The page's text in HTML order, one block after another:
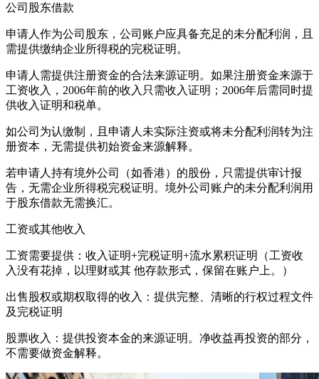
公司股东借款
申请人作为公司股东，公司账户应具备充足的未分配利润，且
需提供缴纳企业所得税的完税证明。
申请人需提供注册资金的合法来源证明。如果注册资金来源于
工资收入，2006年前的收入只需收入证明；2006年后需同时提
供收入证明和税单。
如公司为认缴制，且申请人未实际注资或将未分配利润转为注
册资本，无需提供初始资金来源解释。
若申请人持有境外公司（如香港）的股份，只需提供审计报
告，无需企业所得税完税证明。境外公司账户的未分配利润用
于股东借款无需换汇。
工资或其他收入
工资需要提供：收入证明+完税证明+流水累积证明（工资收
入没有花掉，以理财或其 他存款形式，保留在账户上。）
出售股权或期权取得的收入：提供完整、清晰的行权过程文件
及完税证明
股票收入：提供投资本金的来源证明。净收益再投资的部分，
不需要做资金解释。